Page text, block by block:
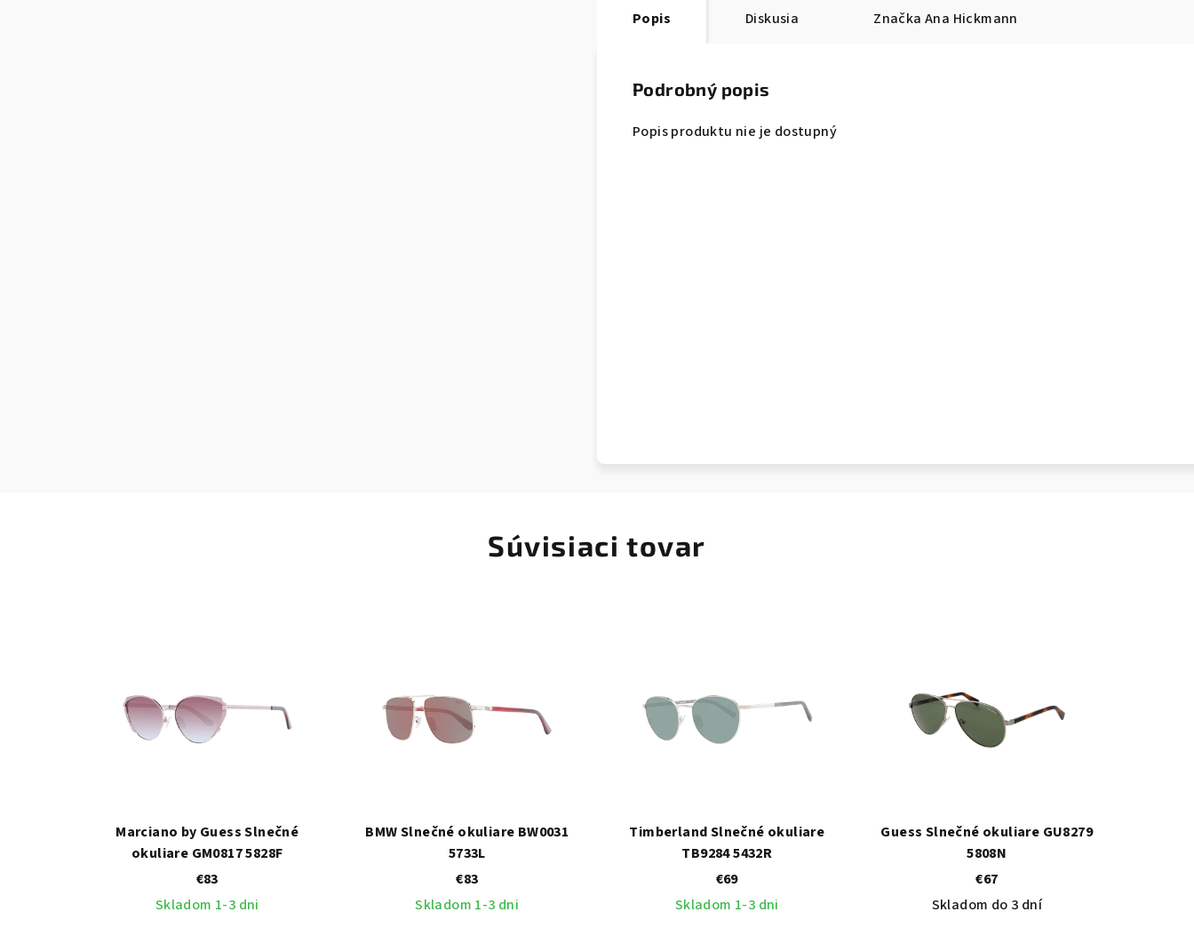
Popis Diskusia Značka Ana Hickmann
Podrobný popis
Popis produktu nie je dostupný
Súvisiaci tovar
Marciano by Guess Slnečné
okuliare GM0817 5828F
€83
Skladom 1-3 dni
BMW Slnečné okuliare BW0031
5733L
€83
Skladom 1-3 dni
Timberland Slnečné okuliare
TB9284 5432R
€69
Skladom 1-3 dni
Guess Slnečné okuliare GU8279
5808N
€67
Skladom do 3 dní